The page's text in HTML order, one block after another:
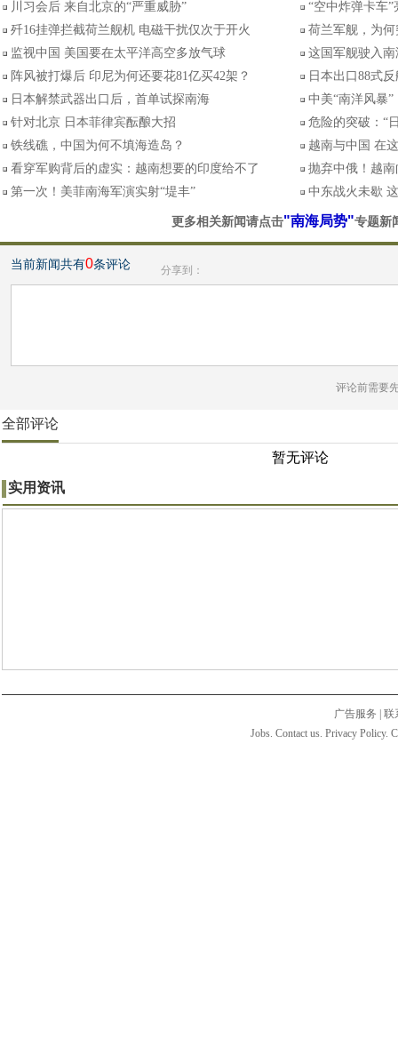
川习会后 来自北京的“严重威胁”
“空中炸弹卡车”
歼16挂弹拦截荷兰舰机 电磁干扰仅次于开火
荷兰军舰，为
监视中国 美国要在太平洋高空多放气球
这国军舰驶入
阵风被打爆后 印尼为何还要花81亿买42架？
日本出口88式
日本解禁武器出口后，首单试探南海
中美“南洋风暴
针对北京 日本菲律宾酝酿大招
危险的突破：“
铁线礁，中国为何不填海造岛？
越南与中国 在
看穿军购背后的虚实：越南想要的印度给不了
抛弃中俄！越
第一次！美菲南海军演实射“堤丰”
中东战火未歇
更多相关新闻请点击"南海局势"专题新
当前新闻共有0条评论 分享到：
评论前需要
全部评论
暂无评论
实用资讯
广告服务
联
Jobs. Contact us. Privacy Policy.